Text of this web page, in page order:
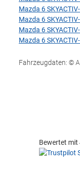
Mazda 6
Mazda 6
Mazda 6
Mazda 6
Fahrzeugdaten: ©
Bewertet mit